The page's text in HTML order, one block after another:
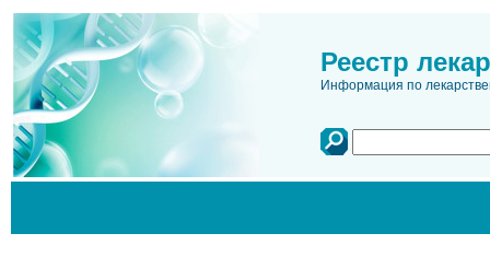
Реестр
Информация по